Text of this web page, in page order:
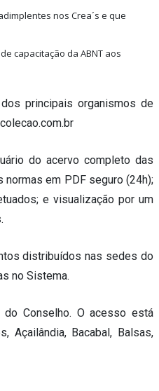
nos Crea´s e que
capacitação da ABNT aos
principais organismos de
do acervo completo das
normas em PDF seguro (24h);
e visualização por um
distribuídos nas sedes do
no Sistema.
Conselho. O acesso está
Açailândia, Bacabal, Balsas,